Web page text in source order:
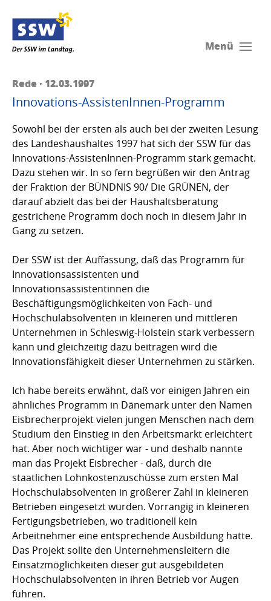
Menü
Rede · 12.03.1997
Innovations-AssistenInnen-Programm
Sowohl bei der ersten als auch bei der zweiten Lesung
des Landeshaushaltes 1997 hat sich der SSW für das
Innovations-AssistenInnen-Programm stark gemacht.
Dazu stehen wir. In so fern begrüßen wir den Antrag
der Fraktion der BÜNDNIS 90/ Die GRÜNEN, der
darauf abzielt das bei der Haushaltsberatung
gestrichene Programm doch noch in diesem Jahr in
Gang zu setzen.
Der SSW ist der Auffassung, daß das Programm für
Innovationsassistenten und
Innovationsassistentinnen die
Beschäftigungsmöglichkeiten von Fach- und
Hochschulabsolventen in kleineren und mittleren
Unternehmen in Schleswig-Holstein stark verbessern
kann und gleichzeitig dazu beitragen wird die
Innovationsfähigkeit dieser Unternehmen zu stärken.
Ich habe bereits erwähnt, daß vor einigen Jahren ein
ähnliches Programm in Dänemark unter den Namen
Eisbrecherprojekt vielen jungen Menschen nach dem
Studium den Einstieg in den Arbeitsmarkt erleichtert
hat. Aber noch wichtiger war - und deshalb nannte
man das Projekt Eisbrecher - daß, durch die
staatlichen Lohnkostenzuschüsse zum ersten Mal
Hochschulabsolventen in größerer Zahl in kleineren
Betrieben eingesetzt wurden. Vorrangig in kleineren
Fertigungsbetrieben, wo traditionell kein
Arbeitnehmer eine entsprechende Ausbildung hatte.
Das Projekt sollte den Unternehmensleitern die
Einsatzmöglichkeiten dieser gut ausgebildeten
Hochschulabsolventen in ihren Betrieb vor Augen
führen.